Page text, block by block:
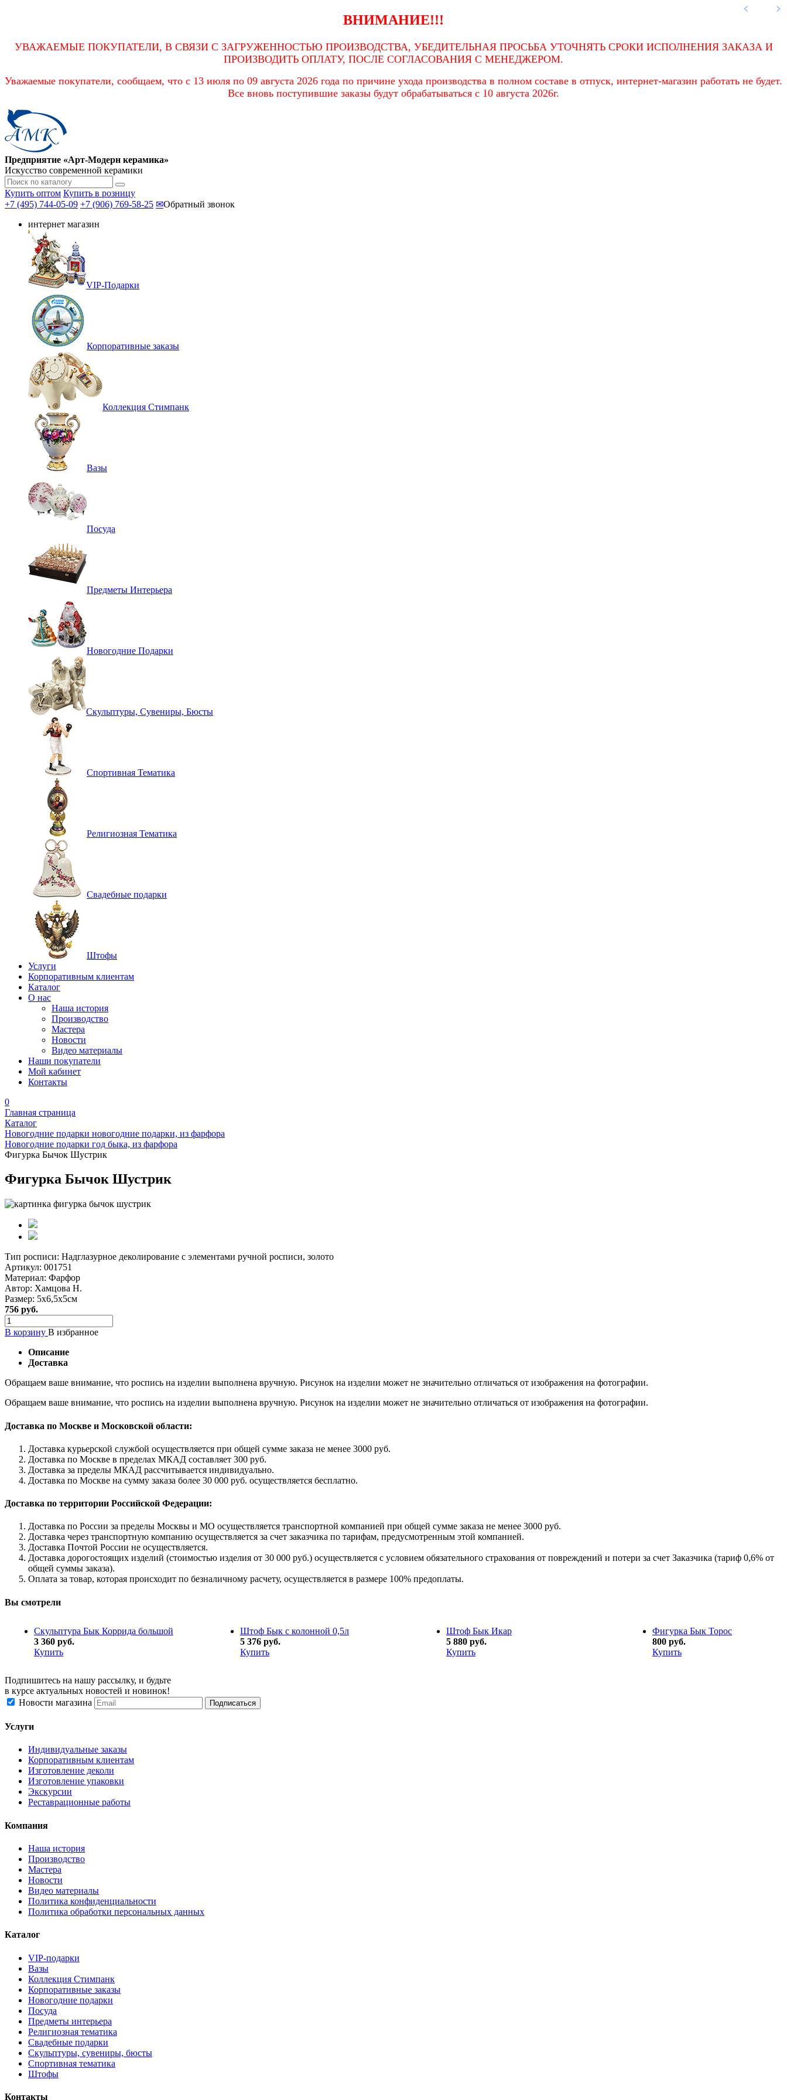
ВНИМАНИЕ!!!
УВАЖАЕМЫЕ ПОКУПАТЕЛИ, В СВЯЗИ С ЗАГРУЖЕННОСТЬЮ ПРОИЗВОДСТВА, УБЕДИТЕЛЬНАЯ ПРОСЬБА УТОЧНЯТЬ СРОКИ ИСПОЛНЕНИЯ ЗАКАЗА И
ПРОИЗВОДИТЬ ОПЛАТУ, ПОСЛЕ СОГЛАСОВАНИЯ С МЕНЕДЖЕРОМ.
Уважаемые покупатели, сообщаем, что с 13 июля по 09 августа 2026 года по причине ухода производства в полном составе в отпуск, интернет-магазин работать не будет.
Все вновь поступившие заказы будут обрабатываться с 10 августа 2026г.
Предприятие «Арт-Модерн керамика»
Искусство современной керамики
Купить оптом Купить в розницу
+7 (495) 744-05-09 +7 (906) 769-58-25 ✉Обратный звонок
интернет магазин
VIP-Подарки
Корпоративные заказы
Коллекция Стимпанк
Вазы
Посуда
Предметы Интерьера
Новогодние Подарки
Скульптуры, Сувениры, Бюсты
Спортивная Тематика
Религиозная Тематика
Свадебные подарки
Штофы
Услуги
Корпоративным клиентам
Каталог
О нас
Наша история
Производство
Мастера
Новости
Видео материалы
Наши покупатели
Мой кабинет
Контакты
0
Главная страница
Каталог
Новогодние подарки новогодние подарки, из фарфора
Новогодние подарки год быка, из фарфора
Фигурка Бычок Шустрик
Фигурка Бычок Шустрик
Тип росписи: Надглазурное деколирование с элементами ручной росписи, золото
Артикул: 001751
Материал: Фарфор
Автор: Хамцова Н.
Размер: 5х6,5х5см
756 руб.
В корзину В избранное
Описание
Доставка
Обращаем ваше внимание, что роспись на изделии выполнена вручную. Рисунок на изделии может не значительно отличаться от изображения на фотографии.
Обращаем ваше внимание, что роспись на изделии выполнена вручную. Рисунок на изделии может не значительно отличаться от изображения на фотографии.
Доставка по Москве и Московской области:
Доставка курьерской службой осуществляется при общей сумме заказа не менее 3000 руб.
Доставка по Москве в пределах МКАД составляет 300 руб.
Доставка за пределы МКАД рассчитывается индивидуально.
Доставка по Москве на сумму заказа более 30 000 руб. осуществляется бесплатно.
Доставка по территории Российской Федерации:
Доставка по России за пределы Москвы и МО осуществляется транспортной компанией при общей сумме заказа не менее 3000 руб.
Доставка через транспортную компанию осуществляется за счет заказчика по тарифам, предусмотренным этой компанией.
Доставка Почтой России не осуществляется.
Доставка дорогостоящих изделий (стоимостью изделия от 30 000 руб.) осуществляется с условием обязательного страхования от повреждений и потери за счет Заказчика (тариф 0,6% от
общей суммы заказа).
Оплата за товар, которая происходит по безналичному расчету, осуществляется в размере 100% предоплаты.
Вы смотрели
Скульптура Бык Коррида большой
3 360 руб.
Купить
Штоф Бык с колонной 0,5л
5 376 руб.
Купить
Штоф Бык Икар
5 880 руб.
Купить
Фигурка Бык Торос
800 руб.
Купить
Подпишитесь на нашу рассылку, и будьте
в курсе актуальных новостей и новинок!
Новости магазина
Услуги
Индивидуальные заказы
Корпоративным клиентам
Изготовление деколи
Изготовление упаковки
Экскурсии
Реставрационные работы
Компания
Наша история
Производство
Мастера
Новости
Видео материалы
Политика конфиденциальности
Политика обработки персональных данных
Каталог
VIP-подарки
Вазы
Коллекция Стимпанк
Корпоративные заказы
Новогодние подарки
Посуда
Предметы интерьера
Религиозная тематика
Свадебные подарки
Скульптуры, сувениры, бюсты
Спортивная тематика
Штофы
Контакты